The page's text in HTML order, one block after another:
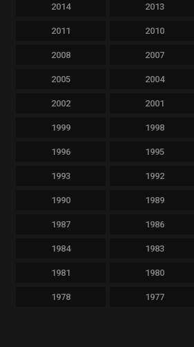
2014 2013
2011 2010
2008 2007
2005 2004
2002 2001
1999 1998
1996 1995
1993 1992
1990 1989
1987 1986
1984 1983
1981 1980
1978 1977